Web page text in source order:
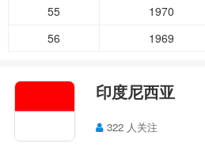
55
1970
56
1969
印度尼西亚
322 人关注